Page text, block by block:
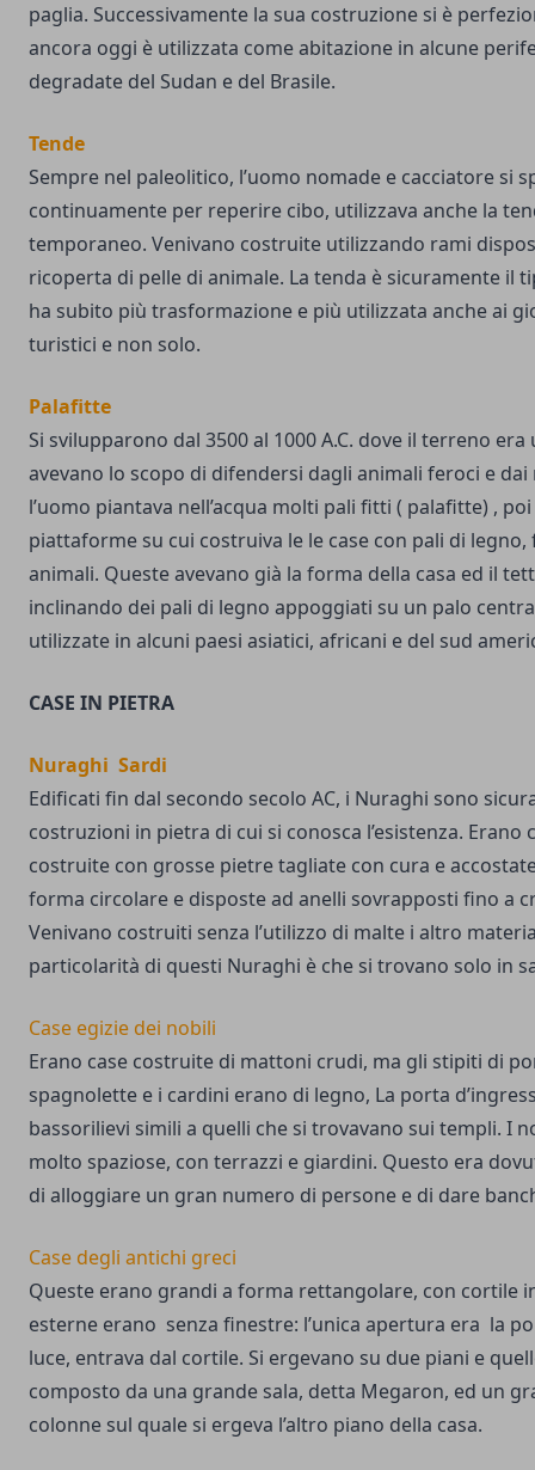
paglia. Successivamente la sua costruzione si è
ancora oggi è utilizzata come abitazione in alcune
degradate del Sudan e del Brasile.
Tende
Sempre nel paleolitico, l’uomo nomade e cacciatore si
continuamente per reperire cibo, utilizzava anche la
temporaneo. Venivano costruite utilizzando rami
ricoperta di pelle di animale. La tenda è sicuramente il
ha subito più trasformazione e più utilizzata anche ai
turistici e non solo.
Palafitte
Si svilupparono dal 3500 al 1000 A.C. dove il terreno
avevano lo scopo di difendersi dagli animali feroci e
l’uomo piantava nell’acqua molti pali fitti ( palafitte) ,
piattaforme su cui costruiva le le case con pali di legno,
animali. Queste avevano già la forma della casa ed il
inclinando dei pali di legno appoggiati su un palo
utilizzate in alcuni paesi asiatici, africani e del sud
CASE IN PIETRA
Nuraghi Sardi
Edificati fin dal secondo secolo AC, i Nuraghi sono
costruzioni in pietra di cui si conosca l’esistenza. Erano
costruite con grosse pietre tagliate con cura e
forma circolare e disposte ad anelli sovrapposti fino a
Venivano costruiti senza l’utilizzo di malte i altro
particolarità di questi Nuraghi è che si trovano solo in
Case egizie dei nobili
Erano case costruite di mattoni crudi, ma gli stipiti di
spagnolette e i cardini erano di legno, La porta
bassorilievi simili a quelli che si trovavano sui templi. I
molto spaziose, con terrazzi e giardini. Questo era
di alloggiare un gran numero di persone e di dare
Case degli antichi greci
Queste erano grandi a forma rettangolare, con cortile
esterne erano senza finestre: l’unica apertura era la
luce, entrava dal cortile. Si ergevano su due piani e
composto da una grande sala, detta Megaron, ed un
colonne sul quale si ergeva l’altro piano della casa.